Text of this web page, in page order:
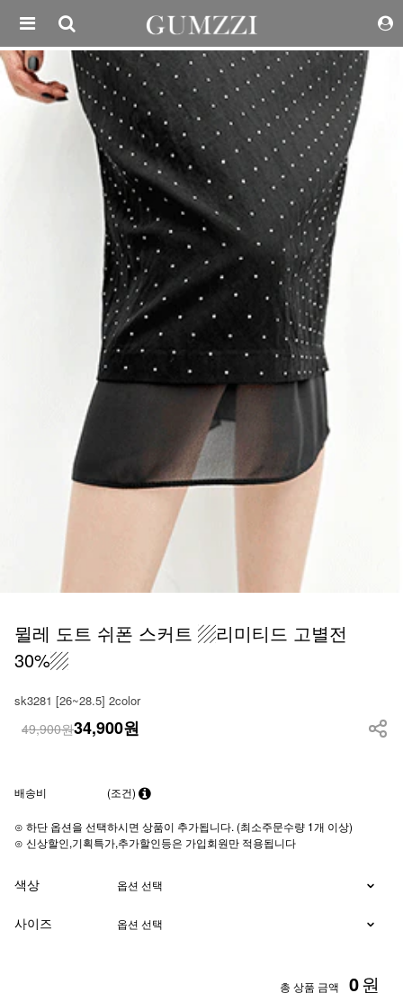
뮐레 도트 쉬폰 스커트 ▨리미티드 고별전
30%▨
sk3281 [26~28.5] 2color
49,900원34,900원
배송비 (조건)
⊙ 하단 옵션을 선택하시면 상품이 추가됩니다. (최소주문수량 1개 이상)
⊙ 신상할인,기획특가,추가할인등은 가입회원만 적용됩니다
색상
사이즈
총 상품 금액 0원